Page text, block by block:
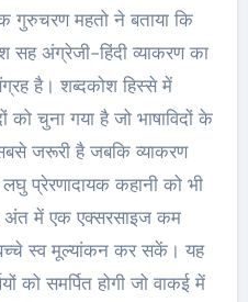
गुरुचरण महतो ने बताया कि
सह अंग्रेजी-हिंदी व्याकरण का
है। शब्दकोश हिस्से में
चुना गया है जो भाषाविदों के
जरूरी है जबकि व्याकरण
प्रेरणादायक कहानी को भी
अंत में एक एक्सरसाइज कम
बच्चे स्व मूल्यांकन कर सकें। यह
को समर्पित होगी जो वाकई में